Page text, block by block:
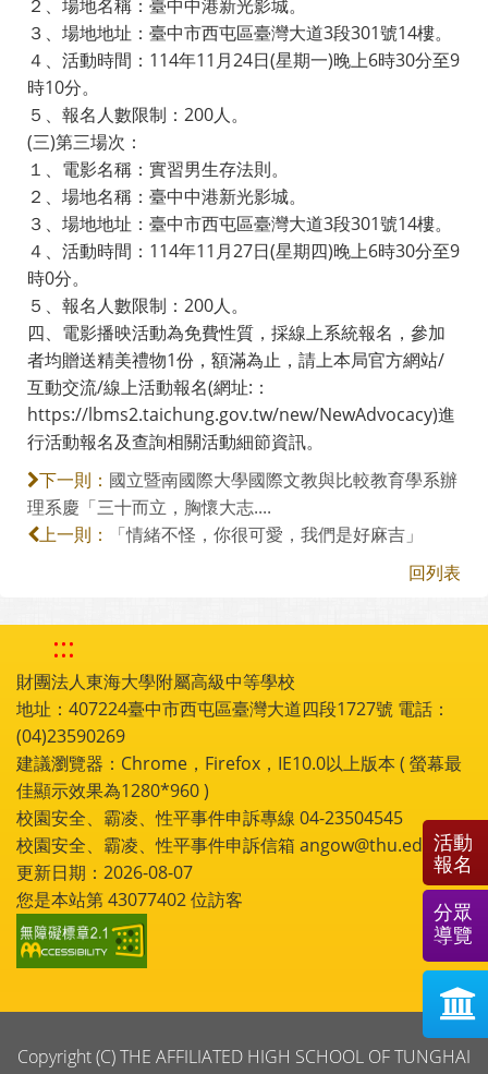
２、場地名稱：臺中中港新光影城。
３、場地地址：臺中市西屯區臺灣大道3段301號14樓。
４、活動時間：114年11月24日(星期一)晚上6時30分至9
時10分。
５、報名人數限制：200人。
(三)第三場次：
１、電影名稱：實習男生存法則。
２、場地名稱：臺中中港新光影城。
３、場地地址：臺中市西屯區臺灣大道3段301號14樓。
４、活動時間：114年11月27日(星期四)晚上6時30分至9
時0分。
５、報名人數限制：200人。
四、電影播映活動為免費性質，採線上系統報名，參加
者均贈送精美禮物1份，額滿為止，請上本局官方網站/
互動交流/線上活動報名(網址:：
https://lbms2.taichung.gov.tw/new/NewAdvocacy)進
行活動報名及查詢相關活動細節資訊。
下一則： 國立暨南國際大學國際文教與比較教育學系辦
理系慶「三十而立，胸懷大志....
上一則：
「情緒不怪，你很可愛，我們是好麻吉」
回列表
:::
財團法人東海大學附屬高級中等學校
地址：407224臺中市西屯區臺灣大道四段1727號 電話：
(04)23590269
建議瀏覽器：Chrome，Firefox，IE10.0以上版本 ( 螢幕最
佳顯示效果為1280*960 )
校園安全、霸凌、性平事件申訴專線 04-23504545
校園安全、霸凌、性平事件申訴信箱 angow@thu.edu.tw
更新日期：2026-08-07
您是本站第43077402位訪客
Copyright (C) THE AFFILIATED HIGH SCHOOL OF TUNGHAI
活動
報名
分眾
導覽